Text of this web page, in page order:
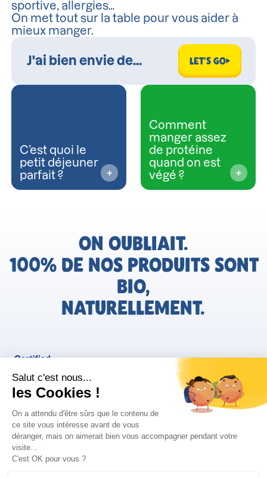
sportive, allergies…
On met tout sur la table pour vous aider à
mieux manger.
LET'S GO
C’est quoi le
petit déjeuner
parfait ?
Comment
manger assez
de protéine
quand on est
végé ?
ON OUBLIAIT.
100% DE NOS PRODUITS SONT
BIO,
NATURELLEMENT.
FR
Bjorg pour les pros
Politique de confidentialité
Instagram Facebook
Retrouvez les informations AGEC de nos produits sur le site